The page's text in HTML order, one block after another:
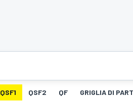
QSF1 QSF2 QF GRIGLIA DI